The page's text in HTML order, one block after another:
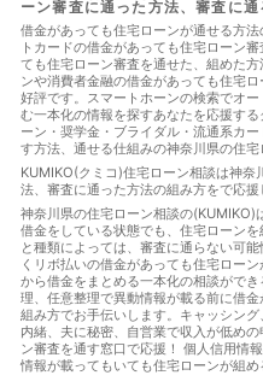
審査に通る方法
住宅ローン
使用貸借
保佐人 個人信
借金
借金あってもローンに
る
借金あってもローンに通
に通る
借金あってもローン
宅ローンに通る
借金あって
っても住宅ローン審査に通る
る方法
借金あっても審査に
法
借金あっても通る 借
てもローンに通る
借金があ
あってもローン審査に通る
法
借金があっても住宅ロー
ーンに通る方法
借金があっ
っても住宅ローン審査に通る
通る方法
借金があっても住
あっても住宅ローン審査に通過
審査に通る
借金があっても
に通る方法
借金があっても
金があっても通る方法
借金
ーン審査に通った方法、審査に
借金があっても住宅ローンが通せる方
トカードの借金があっても住宅ローン
ても住宅ローン審査を通せた、組めた
ンや消費者金融の借金があっても住宅
好評です。スマートホーンの検索でオ
む一本化の情報を探すあなたを応援す
ーン・奨学金・ブライダル・流通系カ
す方法、通せる仕組みの神奈川県の住
KUMIKO(クミコ)住宅ローン相談は神
法、審査に通った方法の組み方をで応援
神奈川県の住宅ローン相談の(KUMIKO)
借金をしている状態でも、住宅ローン
と種類によっては、審査に通らない可
くリボ払いの借金があっても住宅ロー
から借金をまとめる一本化の相談がで
理、任意整理で異動情報が載る前に借
組み方でお手伝いします。キャッシン
内緒、夫に秘密、自営業で収入が低め
ン審査を通す窓口で応援！ 個人信用情
情報が載ってもいても住宅ローンが組